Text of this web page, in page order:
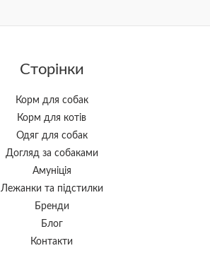
Сторінки
Корм для собак
Корм для котів
Одяг для собак
Догляд за собаками
Амуніція
Лежанки та підстилки
Бренди
Блог
Контакти